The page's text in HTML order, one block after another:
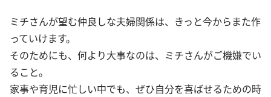
ミチさんが望む仲良しな夫婦関係は、きっと今からまた作
っていけます。
そのためにも、何より大事なのは、ミチさんがご機嫌でい
ること。
家事や育児に忙しい中でも、ぜひ自分を喜ばせるための時